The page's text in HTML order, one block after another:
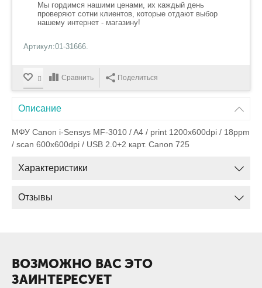
Мы гордимся нашими ценами, их каждый день
проверяют сотни клиентов, которые отдают выбор
нашему интернет - магазину!
Артикул:01-31666.
Сравнить Поделиться
Описание
МФУ Canon i-Sensys MF-3010 / A4 / print 1200x600dpi / 18ppm
/ scan 600x600dpi / USB 2.0+2 карт. Canon 725
Характеристики
Отзывы
ВОЗМОЖНО ВАС ЭТО
ЗАИНТЕРЕСУЕТ